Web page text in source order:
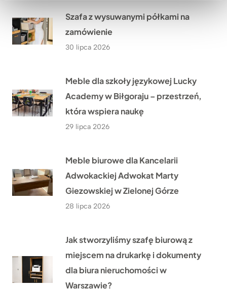
Szafa z wysuwanymi półkami na
zamówienie
30 lipca 2026
Meble dla szkoły językowej Lucky
Academy w Biłgoraju – przestrzeń,
która wspiera naukę
29 lipca 2026
Meble biurowe dla Kancelarii
Adwokackiej Adwokat Marty
Giezowskiej w Zielonej Górze
28 lipca 2026
Jak stworzyliśmy szafę biurową z
miejscem na drukarkę i dokumenty
dla biura nieruchomości w
Warszawie?